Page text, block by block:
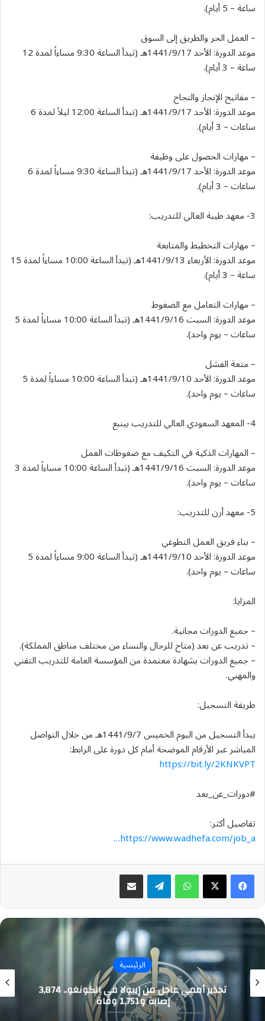
ساعة – 5 أيام).
– العمل الحر والطريق إلى السوق
موعد الدورة: الأحد 1441/9/17هـ (تبدأ الساعة 9:30 مساءاً لمدة 12
ساعة – 3 أيام).
– مفاتيح الإنجاز والنجاح
موعد الدورة: الأحد 1441/9/17هـ (تبدأ الساعة 12:00 ليلاً لمدة 6
ساعات – 3 أيام).
– مهارات الحصول على وظيفة
موعد الدورة: الأحد 1441/9/17هـ (تبدأ الساعة 9:30 مساءاً لمدة 6
ساعات – 3 أيام).
3- معهد طيبة العالي للتدريب:
– مهارات التخطيط والمتابعة
موعد الدورة: الأربعاء 1441/9/13هـ (تبدأ الساعة 10:00 مساءاً لمدة 15
ساعة – 3 أيام).
– مهارات التعامل مع الضغوط
موعد الدورة: السبت 1441/9/16هـ (تبدأ الساعة 10:00 مساءاً لمدة 5
ساعات – يوم واحد).
– متعة الفشل
موعد الدورة: الأحد 1441/9/10هـ (تبدأ الساعة 10:00 مساءاً لمدة 5
ساعات – يوم واحد).
4- المعهد السعودي العالي للتدريب بينبع
– المهارات الذكية في التكيف مع ضغوطات العمل
موعد الدورة: السبت 1441/9/16هـ (تبدأ الساعة 10:00 مساءاً لمدة 3
ساعات – يوم واحد).
5- معهد أرن للتدريب:
– بناء فريق العمل التطوعي
موعد الدورة: الأحد 1441/9/10هـ (تبدأ الساعة 9:00 مساءاً لمدة 5
ساعات – يوم واحد).
المزايا:
– جميع الدورات مجانية.
– تدريب عن بعد (متاح للرجال والنساء من مختلف مناطق المملكة).
– جميع الدورات بشهادة معتمدة من المؤسسة العامة للتدريب التقني
والمهني.
طريقة التسجيل:
يبدأ التسجيل من اليوم الخميس 1441/9/7هـ من خلال التواصل
المباشر عبر الأرقام الموضحة أمام كل دورة على الرابط:
https://bit.ly/2KNKVPT
#دورات_عن_بعد
تفاصيل أكثر:
https://www.wadhefa.com/job_a…
واتسابتيلقرام مشاركة عبر البريد
الرئيسية
تحذير أممي عاجل من إيبولا في الكونغو.. 3,874
إصابة و1,751 وفاة